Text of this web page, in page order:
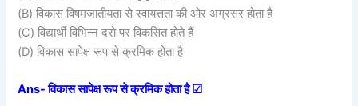
(B) विकास विषमजातीयता से स्वायत्तता की ओर अग्रसर होता है
(C) विद्यार्थी विभिन्न दरो पर विकसित होते हैं
(D) विकास सापेक्ष रूप से क्रमिक होता है
Ans- विकास सापेक्ष रूप से क्रमिक होता है ☑